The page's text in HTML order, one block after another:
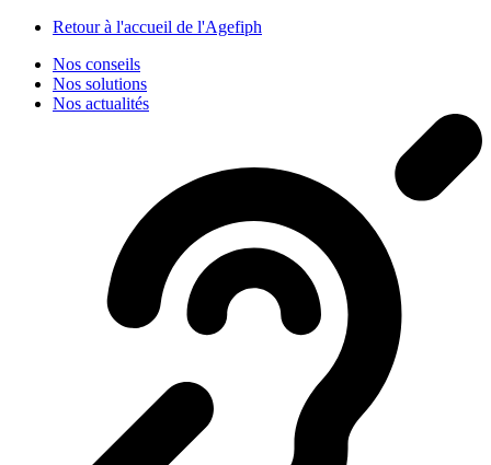
Retour à l'accueil de l'Agefiph
Nos conseils
Nos solutions
Nos actualités